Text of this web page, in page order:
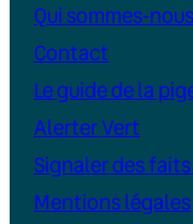
Qui sommes-
Contact
Le guide de la
Alerter Vert
Signaler des
Mentions légales